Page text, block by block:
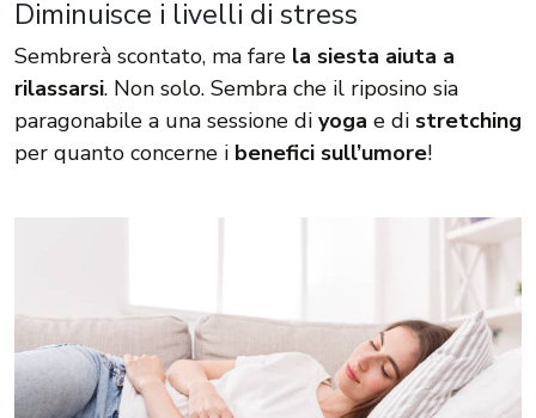
Diminuisce i livelli di stress
Sembrerà scontato, ma fare la siesta aiuta a
rilassarsi. Non solo. Sembra che il riposino sia
paragonabile a una sessione di yoga e di stretching
per quanto concerne i benefici sull’umore!